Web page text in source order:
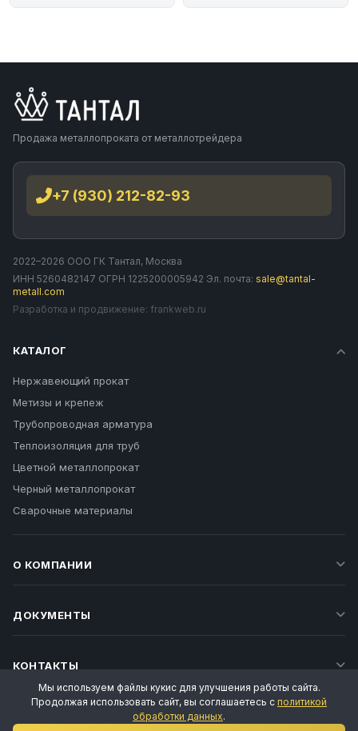
Продажа металлопроката от металлотрейдера
+7 (930) 212-82-93
2022–2026 ООО ГК Тантал, Москва
ИНН 5260482147 ОГРН 1225200005942 Эл. почта: sale@tantal-
metall.com
Разработка и продвижение: frankweb.ru
КАТАЛОГ
Нержавеющий прокат
Метизы и крепеж
Трубопроводная арматура
Теплоизоляция для труб
Цветной металлопрокат
Черный металлопрокат
Сварочные материалы
О КОМПАНИИ
ДОКУМЕНТЫ
КОНТАКТЫ
Мы используем файлы кукис для улучшения работы сайта.
Продолжая использовать сайт, вы соглашаетесь с политикой
обработки данных.